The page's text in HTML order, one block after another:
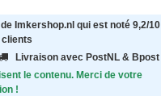
Imkershop.nl qui est noté 9,2/10
Livraison avec PostNL & Bpost
le contenu. Merci de votre
!